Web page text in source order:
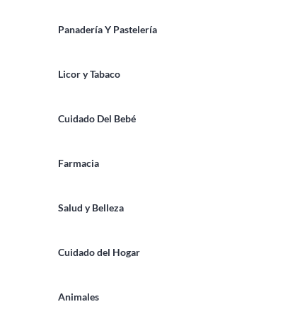
Panadería Y Pastelería
Licor y Tabaco
Cuidado Del Bebé
Farmacia
Salud y Belleza
Cuidado del Hogar
Animales